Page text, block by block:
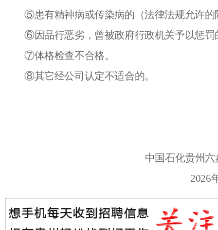
⑤患有精神病或传染病的（法律法规允许的
⑥因品行恶劣，曾被政府行政机关予以惩罚
⑦体格检查不合格。
⑧其它经公司认定不适合的。
中国石化贵州
2026